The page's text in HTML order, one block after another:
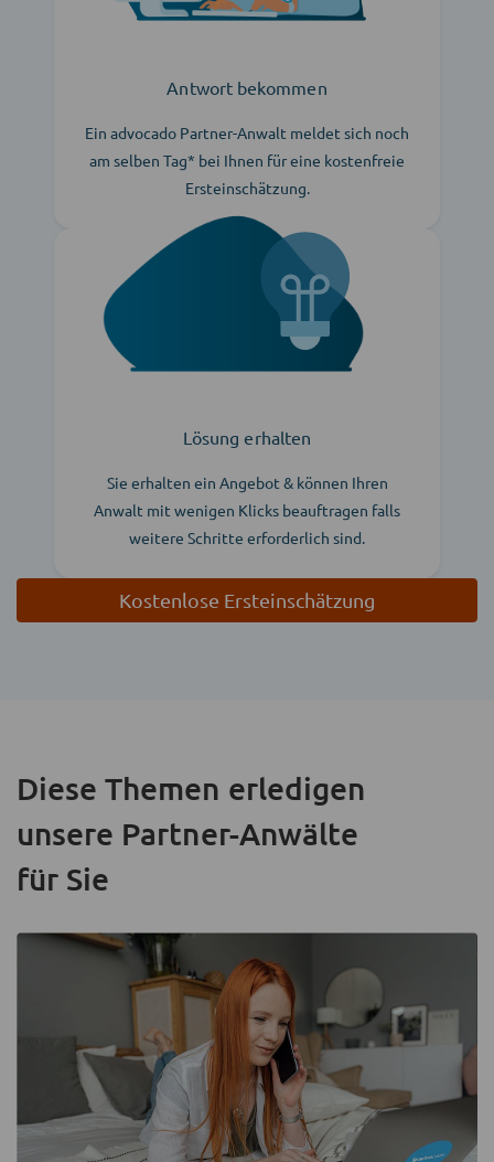
Antwort bekommen
Ein advocado Partner-Anwalt meldet sich noch
am selben Tag* bei Ihnen für eine kostenfreie
Ersteinschätzung.
Lösung erhalten
Sie erhalten ein Angebot & können Ihren
Anwalt mit wenigen Klicks beauftragen falls
weitere Schritte erforderlich sind.
Kostenlose Ersteinschätzung
Diese Themen erledigen
unsere Partner-Anwälte
für Sie